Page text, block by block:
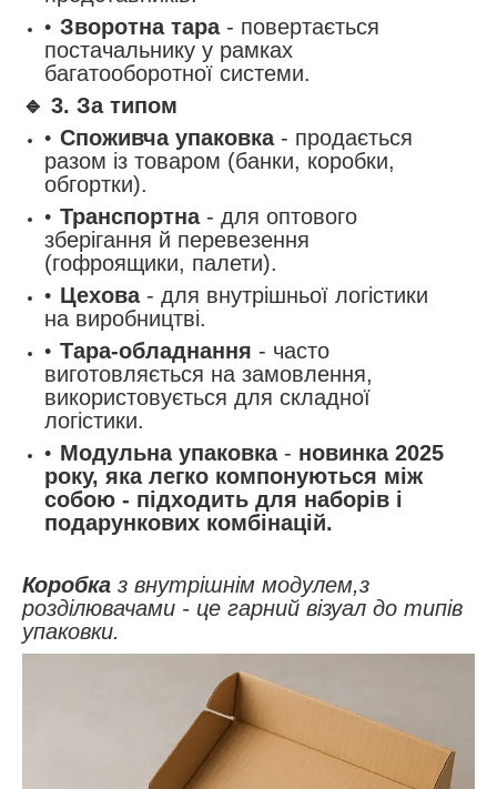
Зворотна тара- повертається
постачальнику у рамках
багатооборотної системи.
🔹 3. За типом
Споживча упаковка- продається
разом із товаром (банки, коробки,
обгортки).
Транспортна- для оптового
зберігання й перевезення
(гофроящики, палети).
Цехова- для внутрішньої логістики
на виробництві.
Тара-обладнання - часто
виготовляється на замовлення,
використовується для складної
логістики.
Модульна упаковка- новинка 2025
року, яка легко компонуються між
собою - підходить для наборів і
подарункових комбінацій.
Коробка з внутрішнім модулем,з
розділювачами - це гарний візуал до типів
упаковки.